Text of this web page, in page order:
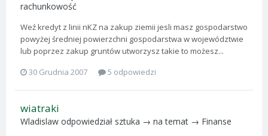
rachunkowość
Weź kredyt z linii nKZ na zakup ziemii jesli masz gospodarstwo
powyżej średniej powierzchni gospodarstwa w województwie
lub poprzez zakup gruntów utworzysz takie to możesz...
30 Grudnia 2007
5 odpowiedzi
wiatraki
Wladislaw odpowiedział sztuka → na temat → Finanse